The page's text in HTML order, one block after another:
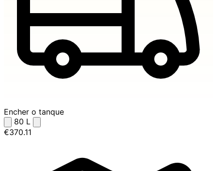
Encher o tanque
80 L
€370.11